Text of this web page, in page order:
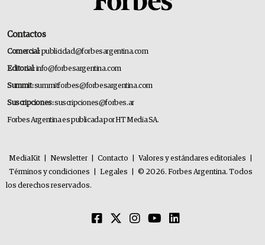
Contactos
Comercial:publicidad@forbesargentina.com
Editorial:info@forbesargentina.com
Summit:summitforbes@forbesargentina.com
Suscripciones:suscripciones@forbes.ar
Forbes Argentina es publicada por HT Media SA.
MediaKit Newsletter Contacto Valores y estándares editoriales
Términos y condiciones
Legales
© 2026. Forbes Argentina. Todos
los derechos reservados.